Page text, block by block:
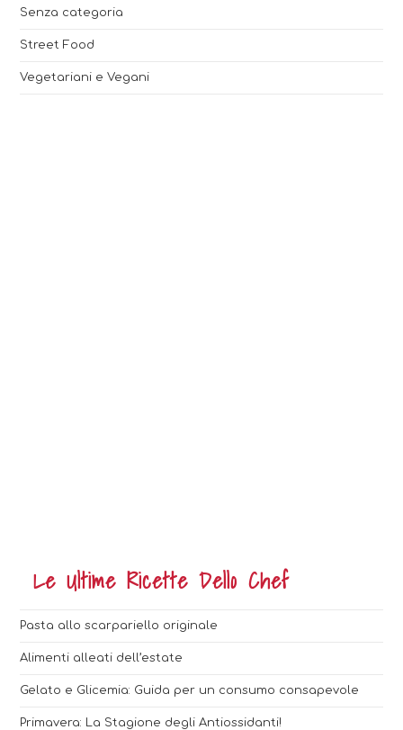
Senza categoria
Street Food
Vegetariani e Vegani
Le Ultime Ricette Dello Chef
Pasta allo scarpariello originale
Alimenti alleati dell’estate
Gelato e Glicemia: Guida per un consumo consapevole
Primavera: La Stagione degli Antiossidanti!